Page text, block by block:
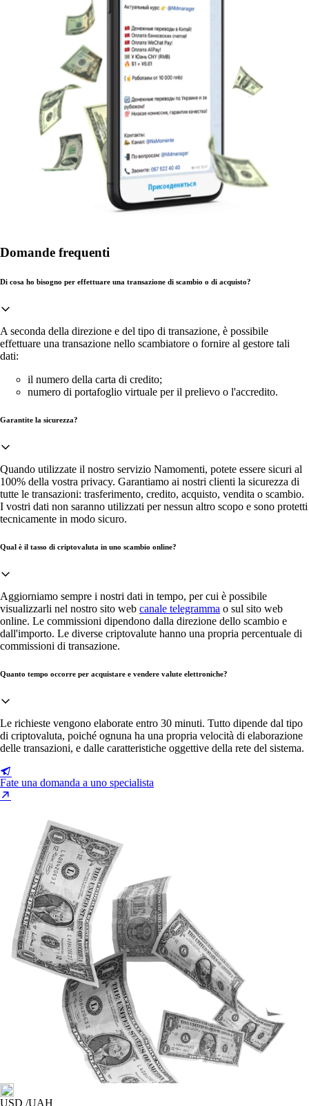
Domande frequenti
Di cosa ho bisogno per effettuare una transazione di scambio o di acquisto?
A seconda della direzione e del tipo di transazione, è possibile
effettuare una transazione nello scambiatore o fornire al gestore tali
dati:
il numero della carta di credito;
numero di portafoglio virtuale per il prelievo o l'accredito.
Garantite la sicurezza?
Quando utilizzate il nostro servizio Namomenti, potete essere sicuri al
100% della vostra privacy. Garantiamo ai nostri clienti la sicurezza di
tutte le transazioni: trasferimento, credito, acquisto, vendita o scambio.
I vostri dati non saranno utilizzati per nessun altro scopo e sono protetti
tecnicamente in modo sicuro.
Qual è il tasso di criptovaluta in uno scambio online?
Aggiorniamo sempre i nostri dati in tempo, per cui è possibile
visualizzarli nel nostro sito web canale telegramma o sul sito web
online. Le commissioni dipendono dalla direzione dello scambio e
dall'importo. Le diverse criptovalute hanno una propria percentuale di
commissioni di transazione.
Quanto tempo occorre per acquistare e vendere valute elettroniche?
Le richieste vengono elaborate entro 30 minuti. Tutto dipende dal tipo
di criptovaluta, poiché ognuna ha una propria velocità di elaborazione
delle transazioni, e dalle caratteristiche oggettive della rete del sistema.
Fate una domanda a uno specialista
USD /UAH